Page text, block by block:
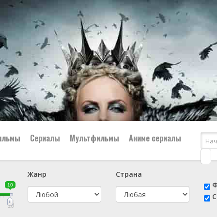
👨‍✈️ Военный
🕵️‍♂️ Детектив
Сериалы Мультфильмы Аниме сериалы
10
10
Жанр
Страна